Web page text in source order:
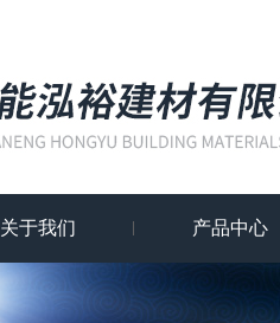
关于我们 产品中心